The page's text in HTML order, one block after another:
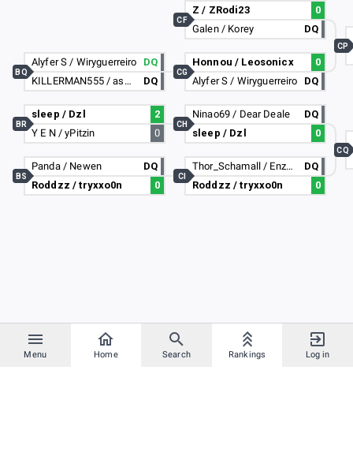
Menu Home Search Rankings Log in
Alyfer S / Wiryguerreiro
DQ
KILLERMAN555 / assassinscrack50
DQ
BQ
sleep / Dzl
2
Y E N / yPitzin
0
BR
Panda / Newen
DQ
Roddzz / tryxxo0n
0
BS
Z / ZRodi23
0
Galen / Korey
DQ
CF
Honnou / Leosonicx
0
Alyfer S / Wiryguerreiro
DQ
CG
Ninao69 / Dear Deale
DQ
sleep / Dzl
0
CH
Thor_Schamall / EnzalGames
DQ
Roddzz / tryxxo0n
0
CI
CP
CQ